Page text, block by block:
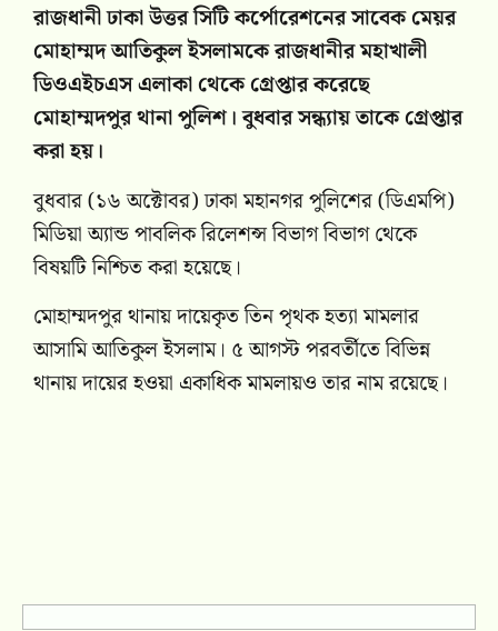
রাজধানী ঢাকা উত্তর সিটি কর্পোরেশনের সাবেক মেয়র
মোহাম্মদ আতিকুল ইসলামকে রাজধানীর মহাখালী
ডিওএইচএস এলাকা থেকে গ্রেপ্তার করেছে
মোহাম্মদপুর থানা পুলিশ। বুধবার সন্ধ্যায় তাকে গ্রেপ্তার
করা হয়।
বুধবার (১৬ অক্টোবর) ঢাকা মহানগর পুলিশের (ডিএমপি)
মিডিয়া অ্যান্ড পাবলিক রিলেশন্স বিভাগ বিভাগ থেকে
বিষয়টি নিশ্চিত করা হয়েছে।
মোহাম্মদপুর থানায় দায়েকৃত তিন পৃথক হত্যা মামলার
আসামি আতিকুল ইসলাম। ৫ আগস্ট পরবর্তীতে বিভিন্ন
থানায় দায়ের হওয়া একাধিক মামলায়ও তার নাম রয়েছে।